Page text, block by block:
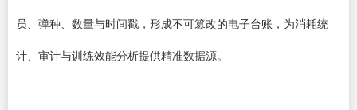
员、弹种、数量与时间戳，形成不可篡改的电子台账，为消耗统
计、审计与训练效能分析提供精准数据源。